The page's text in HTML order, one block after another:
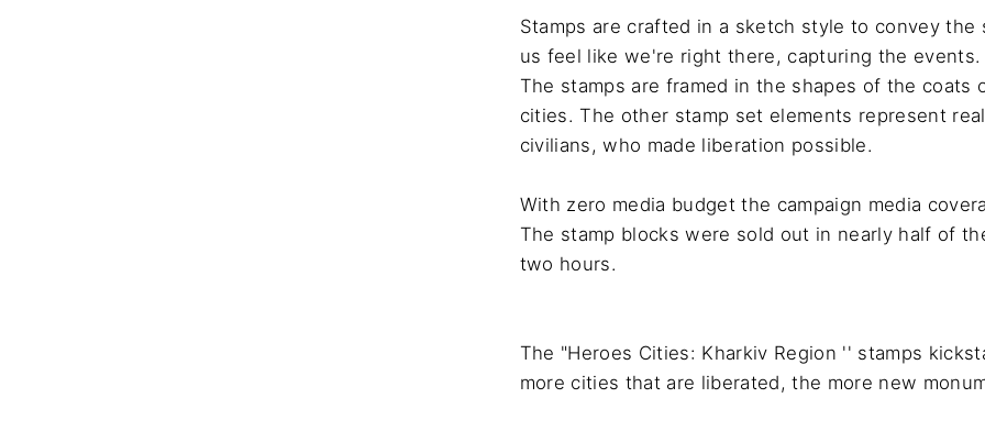
Stamps are crafted in a sketch style to convey
us feel like we're right there, capturing the events.
The stamps are framed in the shapes of the
cities. The other stamp set elements represent
civilians, who made liberation possible.
With zero media budget the campaign media
The stamp blocks were sold out in nearly half of
two hours.
The "Heroes Cities: Kharkiv Region '' stamps
more cities that are liberated, the more new